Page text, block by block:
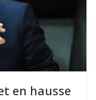
en hausse